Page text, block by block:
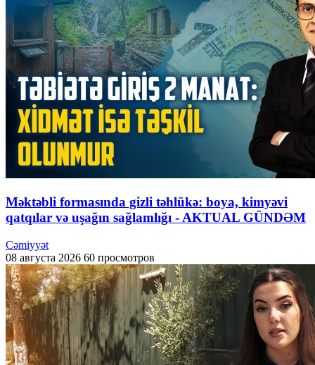
Məktəbli formasında gizli təhlükə: boya, kimyəvi
qatqılar və uşağın sağlamlığı - AKTUAL GÜNDƏM
Cəmiyyət
08 августа 2026 60 просмотров